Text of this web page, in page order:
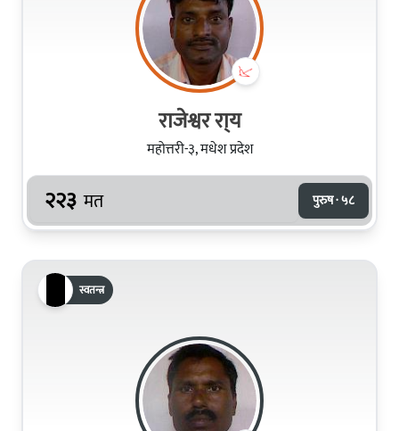
राजेश्वर रा्य
महोत्तरी-३, मधेश प्रदेश
२२३ मत पुरुष · ५८
स्वतन्त्र